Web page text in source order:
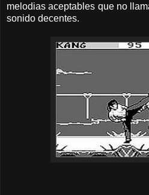
melodias aceptables que no
sonido decentes.